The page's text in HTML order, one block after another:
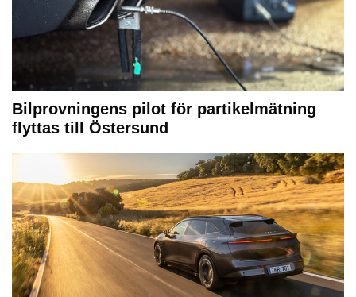
Bilprovningens pilot för partikelmätning
flyttas till Östersund